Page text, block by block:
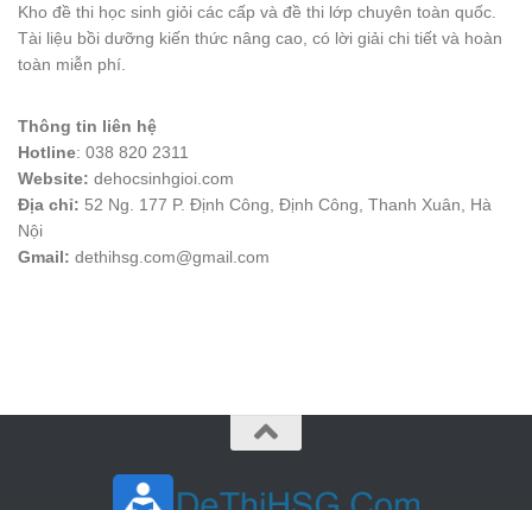
Kho đề thi học sinh giỏi các cấp và đề thi lớp chuyên toàn quốc.
Tài liệu bồi dưỡng kiến thức nâng cao, có lời giải chi tiết và hoàn
toàn miễn phí.
Thông tin liên hệ
Hotline: 038 820 2311
Website: dehocsinhgioi.com
Địa chỉ: 52 Ng. 177 P. Định Công, Định Công, Thanh Xuân, Hà
Nội
Gmail: dethihsg.com@gmail.com